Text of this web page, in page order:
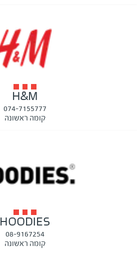
H&M
074-7155777
קומה ראשונה
HOODIES
08-9167254
קומה ראשונה